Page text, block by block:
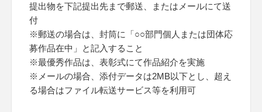
提出物を下記提出先まで郵送、またはメールにて送
付
※郵送の場合は、封筒に「○○部門個人または団体応
募作品在中」と記入すること
※最優秀作品は、表彰式にて作品紹介を実施
※メールの場合、添付データは2MB以下とし、超え
る場合はファイル転送サービス等を利用可